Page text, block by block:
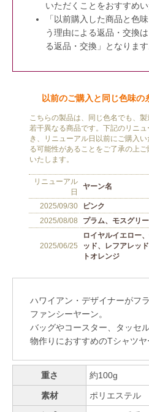
いただくことをおすすめい
「以前購入した商品と色
う理由による返品・交換
る返品・交換」となります
ハワイアン・デザイナーがフ
ファンシーヤーン。
バッグやコースター、タッセ
物作りにおすすめのTシャツヤ
重さ 約100g
素材 ポリエステル